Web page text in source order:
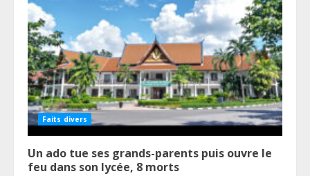
Faits divers
Un ado tue ses grands-parents puis ouvre le
feu dans son lycée, 8 morts